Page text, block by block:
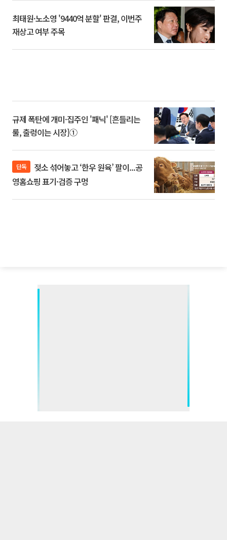
최태원·노소영 '9440억 분할' 판결, 이번주
재상고 여부 주목
규제 폭탄에 개미·집주인 '패닉' [흔들리는
룰, 출렁이는 시장]①
단독
영홈쇼핑 표기·검증 구멍